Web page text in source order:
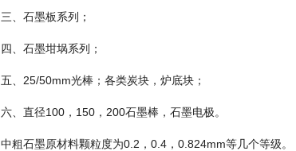
三、石墨板系列；
四、石墨坩埚系列；
五、25/50mm光棒；各类炭块，炉底块；
六、直径100，150，200石墨棒，石墨电极。
中粗石墨原材料颗粒度为0.2，0.4，0.824mm等几个等级。